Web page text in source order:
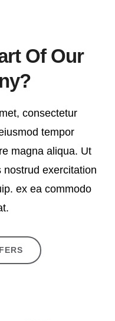
Of Our
consectetur
tempor
magna aliqua. Ut
exercitation
ex ea commodo